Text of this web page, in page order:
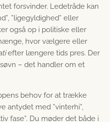
forsvinder. Ledetråde kan
”ligegyldighed” eller
også op i politiske eller
hvor vælgere eller
efter længere tids pres. Der
– det handler om et
behov for at trække
antydet med ”vinterhi”,
fase”. Du møder det både i